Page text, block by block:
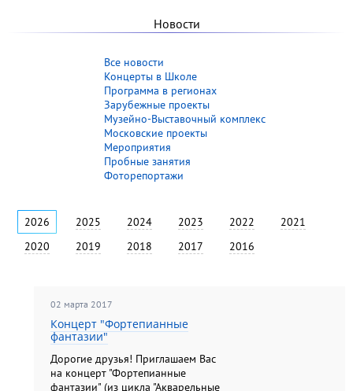
Новости
Все новости
Концерты в Школе
Программа в регионах
Зарубежные проекты
Музейно-Выставочный комплекс
Московские проекты
Мероприятия
Пробные занятия
Фоторепортажи
2026 2025 2024 2023 2022
2021
2020
2019 2018 2017 2016
02 марта 2017
Концерт "Фортепианные
фантазии"
Дорогие друзья! Приглашаем Вас
на концерт "Фортепианные
фантазии" (из цикла "Акварельные